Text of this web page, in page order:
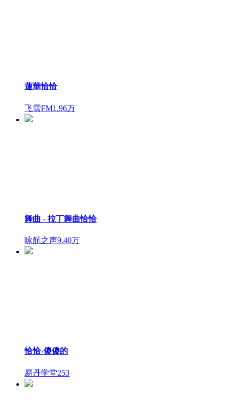
蓮華恰恰
飞雪FM1.96万
舞曲 - 拉丁舞曲恰恰
咏航之声9.40万
恰恰-傻傻的
易丹学堂253